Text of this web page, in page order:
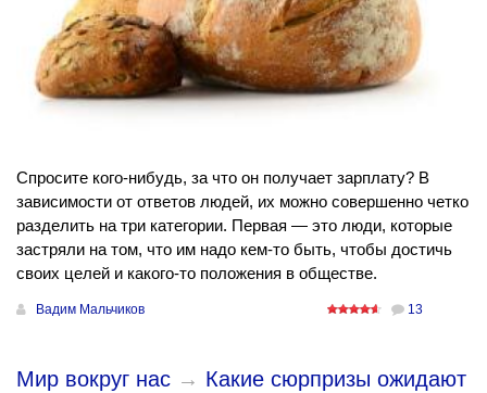
Спросите кого-нибудь, за что он получает зарплату? В
зависимости от ответов людей, их можно совершенно четко
разделить на три категории. Первая — это люди, которые
застряли на том, что им надо кем-то быть, чтобы достичь
своих целей и какого-то положения в обществе.
Вадим Мальчиков 13
Мир вокруг нас → Какие сюрпризы ожидают